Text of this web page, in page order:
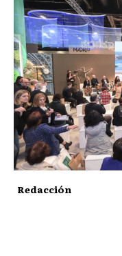
Redacción